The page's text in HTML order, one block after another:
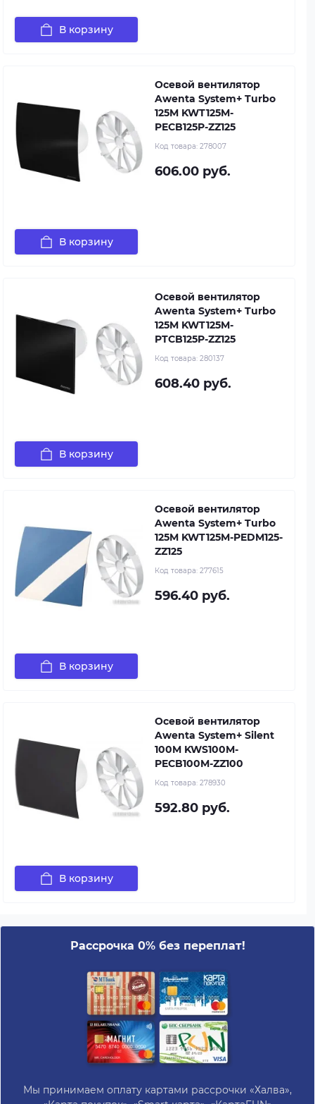
В корзину
Осевой вентилятор
Awenta System+ Turbo
125M KWT125M-
PECB125P-ZZ125
Код товара: 278007
606.00 руб.
В корзину
Осевой вентилятор
Awenta System+ Turbo
125M KWT125M-
PTCB125P-ZZ125
Код товара: 280137
608.40 руб.
В корзину
Осевой вентилятор
Awenta System+ Turbo
125M KWT125M-PEDM125-
ZZ125
Код товара: 277615
596.40 руб.
В корзину
Осевой вентилятор
Awenta System+ Silent
100M KWS100M-
PECB100M-ZZ100
Код товара: 278930
592.80 руб.
В корзину
Рассрочка 0% без переплат!
Мы принимаем оплату картами рассрочки «Халва»,